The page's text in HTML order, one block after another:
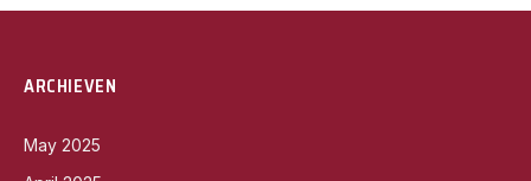
ARCHIEVEN
May 2025